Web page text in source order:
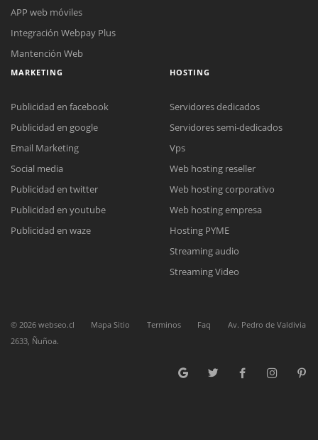
Reunión online
Nuestros ejecutivos le enviarán un correo electrónico con el enlace a
Meet para la reunión online.
Cotización
Complete el formulario y nos contactaremos a la brevedad.
Chat Online
para enviarnos un correo electrónico con sus datos personales.
APP web móviles
Integración Webpay Plus
Mantención Web
MARKETING
Publicidad en facebook
Publicidad en google
Email Marketing
Social media
Publicidad en twitter
Publicidad en youtube
Publicidad en waze
HOSTING
Servidores dedicados
Servidores semi-dedicados
Vps
Web hosting reseller
Web hosting corporativo
Web hosting empresa
Hosting PYME
Streaming audio
Streaming Video
© 2026 webseo.cl Mapa Sitio Terminos Faq
Av. Pedro de Valdivia
2633, Ñuñoa.